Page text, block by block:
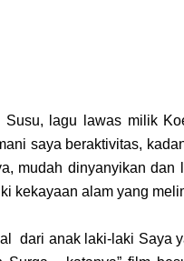
Susu, lagu lawas milik
saya beraktivitas,
mudah dinyanyikan
kekayaan alam yang
dari anak laki-laki Saya